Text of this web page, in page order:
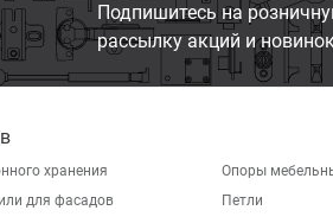
Подпишитесь на
рассылку акций и
хранения
для фасадов
Опоры
Петли